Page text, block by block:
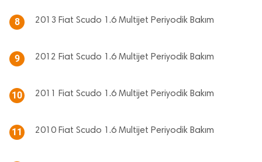
8 2013 Fiat Scudo 1.6 Multijet Periyodik Bakım
9 2012 Fiat Scudo 1.6 Multijet Periyodik Bakım
10 2011 Fiat Scudo 1.6 Multijet Periyodik Bakım
11 2010 Fiat Scudo 1.6 Multijet Periyodik Bakım